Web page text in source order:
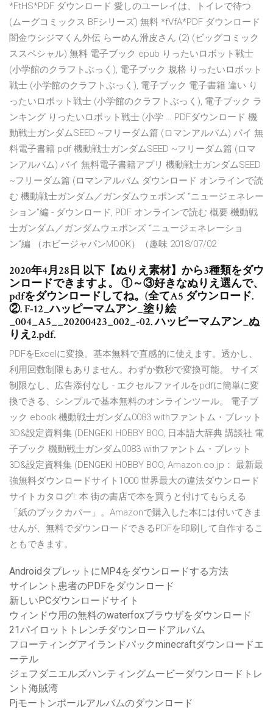
*FtHS*PDF ダウンロード 愛しのユーレイは、トイレで待つ
(ムーグコミックス BFシリーズ) 無料 *fVfA*PDF ダウンロード
闇金ウシジマくん外伝 らーめん滑皮さん (2) (ビッグコミック
ススペシャル) 無料 電子ブック epub りったいロボット戦士
(小学館のクラフトぶっく), 電子ブック 規格 りったいロボット
戦士 (小学館のクラフトぶっく), 電子ブック 電子書籍 違い り
ったいロボット戦士 (小学館のクラフトぶっく), 電子ブック ラ
ンキング りったいロボット戦士 (小学 … PDFダウンロード 機
動戦士ガンダムSEED ~フリーダム篇 (ロマンアルバム) バイ 無
料電子書籍 pdf 機動戦士ガンダムSEED ~フリーダム篇 (ロマ
ンアルバム) バイ 無料電子書籍アプリ 機動戦士ガンダムSEED
~フリーダム篇 (ロマンアルバム ダウンロード オンラインで読
む 機動戦士ガンダム／ガンダムウェポンズ “ニュージェネレー
ション”編 - ダウンロード, PDF オンラインで読む 概要 機動戦
士ガンダム／ガンダムウェポンズ “ニュージェネレーショ
ン”編 （ホビージャパンMOOK）（趣味 2018/07/02
2020年4月28日 以下【ぬりえ素材】から3種類をダウ
ンロードできますよ。 ①～③好きなぬりえ選んで、
pdfをダウンロードしてね。(全てA5 ダウンロード.
②. F-12_ハッピーマムアン_塗り絵
_004_A5__20200423_002_-02. ハッピーマムアン_ぬ
りえ2.pdf.
PDFをExcelに変換。基本無料で直感的に使えます。透かし、
利用回数制限もありません。わずか数秒で変換可能。 サイズ
制限なし、広告添付なし - エクセルファイルをpdfに簡単に変
換できる、シンプルで基本無料のオンラインツール。 電子ブ
ック ebook 機動戦士ガンダム0083 withファントム・ブレット
3D&設定資料集 (DENGEKI HOBBY BOO, 日本語大辞典 講談社 電
子ブック 機動戦士ガンダム0083 withファントム・ブレット
3D&設定資料集 (DENGEKI HOBBY BOO, Amazon.co.jp： 最新最
強無料ダウンロードサイト1000 世界最大の違法ダウンロード
サイトカタログ!: 本 街の書店で本を買うと付けてもらえる
「紙のブックカバー」。Amazonで購入した本には付いてきま
せんが、無料でダウンロードできるPDFを印刷して自作するこ
ともできます。
AndroidタブレットにMP4をダウンロードする方法
サイレント患者のPDFをダウンロード
新しいPCダウンロードサイト
ウィンドウ用の無料のwaterfoxブラウザをダウンロード
21パイロットトレンチダウンロードアルバム
フローティングアイランドパックminecraftダウンロードエ
ーテル
ジェフダニエルズハンティングムービーダウンロードトレ
ント海賊湾
Pjモートンポールアルバムのダウンロード